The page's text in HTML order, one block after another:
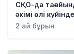
СҚО-да
әкімі өлі
2 ай бұрын